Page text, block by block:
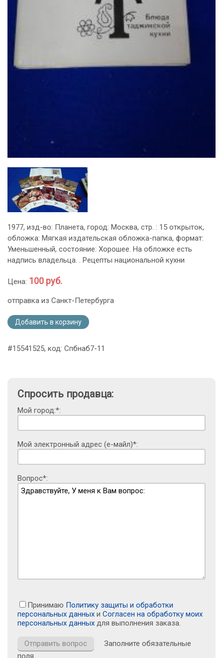
1977, изд-во: Планета, город: Москва, стр. : 15 открыток,
обложка: Мягкая издательская обложка-папка, формат:
Уменьшенный, состояние: Хорошее. На обложке есть
надпись владельца. . Рецепты национальной кухни
Цена: 100 руб.
отправка из Санкт-Петербурга
Добавить в корзину
#15541525, код: Спбнаб7-11
Спросить продавца:
Мой город:*:
Мой электронный адрес (е-майл)*:
Вопрос*:
Принимаю Политику защиты и обработки
персональных данных и Согласен на обработку моих
персональных данных для выполнения заказа.
Заполните обязательные
поля